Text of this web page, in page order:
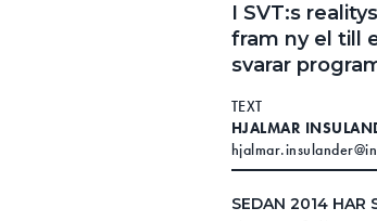
I SVT:s
fram ny el till
svarar
TEXT
HJALMAR
SEDAN 2014 HAR